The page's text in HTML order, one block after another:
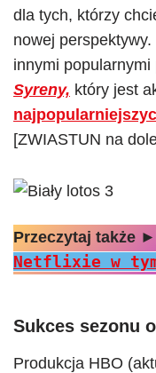
dla tych, którzy
nowej
innymi
Syreny, który jest
[ZWIASTUN na
Przeczytaj także ►
Netflixie w
Sukces sezonu
Produkcja HBO